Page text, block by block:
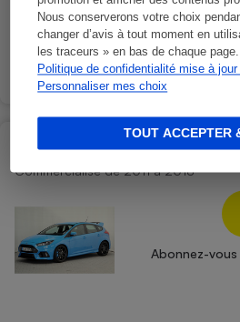
Nous conserverons votre choix
changer d’avis à tout moment en
les traceurs » en bas de chaque page.
Politique de confidentialité mise à
Personnaliser mes choix
TOUT ACCEPTER
Abonnez-vous
Ford Focus 1600 D
Commercialisé de 2011 à 2018
Abonnez-